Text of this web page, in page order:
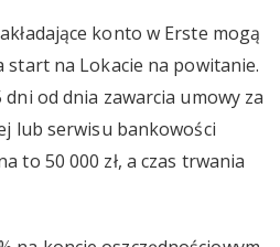
konto w Erste mogą
start na Lokacie na powitanie.
dni od dnia zawarcia umowy za
lub serwisu bankowości
to 50 000 zł, a czas trwania